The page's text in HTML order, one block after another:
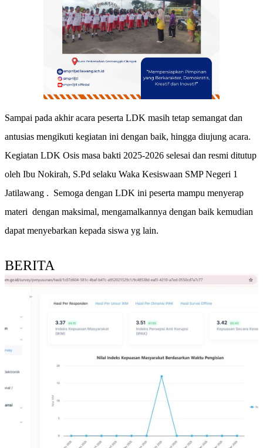
Sampai pada akhir acara peserta LDK masih tetap semangat dan
antusias mengikuti kegiatan ini dengan baik, hingga diujung acara.
Kegiatan LDK Osis masa bakti 2025-2026 selesai dan resmi ditutup
oleh Ibu Nokirah, S.Pd selaku Waka Kesiswaan SMP Negeri 1
Jatilawang . Semoga dengan LDK ini peserta mampu menyerap
materi dengan maksimal, mengamalkannya dengan baik kemudian
dapat menyebarkan kepada siswa yg lain.
BERITA